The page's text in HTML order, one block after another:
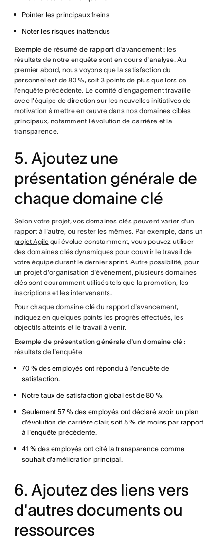
Pointer les principaux freins
Noter les risques inattendus
Exemple de résumé de rapport d'avancement : les
résultats de notre enquête sont en cours d'analyse. Au
premier abord, nous voyons que la satisfaction du
personnel est de 80 %, soit 3 points de plus que lors de
l'enquête précédente. Le comité d'engagement travaille
avec l'équipe de direction sur les nouvelles initiatives de
motivation à mettre en œuvre dans nos domaines cibles
principaux, notamment l'évolution de carrière et la
transparence.
5. Ajoutez une
présentation générale de
chaque domaine clé
Selon votre projet, vos domaines clés peuvent varier d'un
rapport à l'autre, ou rester les mêmes. Par exemple, dans un
projet Agilequi évolue constamment, vous pouvez utiliser
des domaines clés dynamiques pour couvrir le travail de
votre équipe durant le dernier sprint. Autre possibilité, pour
un projet d'organisation d'événement, plusieurs domaines
clés sont couramment utilisés tels que la promotion, les
inscriptions et les intervenants.
Pour chaque domaine clé du rapport d'avancement,
indiquez en quelques points les progrès effectués, les
objectifs atteints et le travail à venir.
Exemple de présentation générale d'un domaine clé :
résultats de l'enquête
70 % des employés ont répondu à l'enquête de
satisfaction.
Notre taux de satisfaction global est de 80 %.
Seulement 57 % des employés ont déclaré avoir un plan
d'évolution de carrière clair, soit 5 % de moins par rapport
à l'enquête précédente.
41 % des employés ont cité la transparence comme
souhait d'amélioration principal.
6. Ajoutez des liens vers
d'autres documents ou
ressources